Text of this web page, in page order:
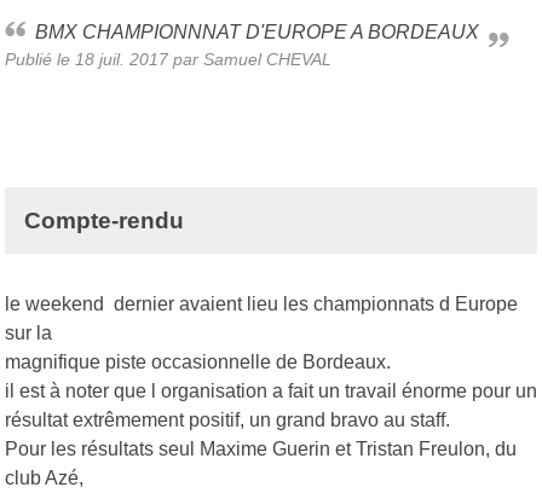
BMX CHAMPIONNNAT D'EUROPE A BORDEAUX
Publié le 18 juil. 2017 par Samuel CHEVAL
Compte-rendu
le weekend dernier avaient lieu les championnats d Europe
sur la
magnifique piste occasionnelle de Bordeaux.
il est à noter que l organisation a fait un travail énorme pour un
résultat extrêmement positif, un grand bravo au staff.
Pour les résultats seul Maxime Guerin et Tristan Freulon, du
club Azé,